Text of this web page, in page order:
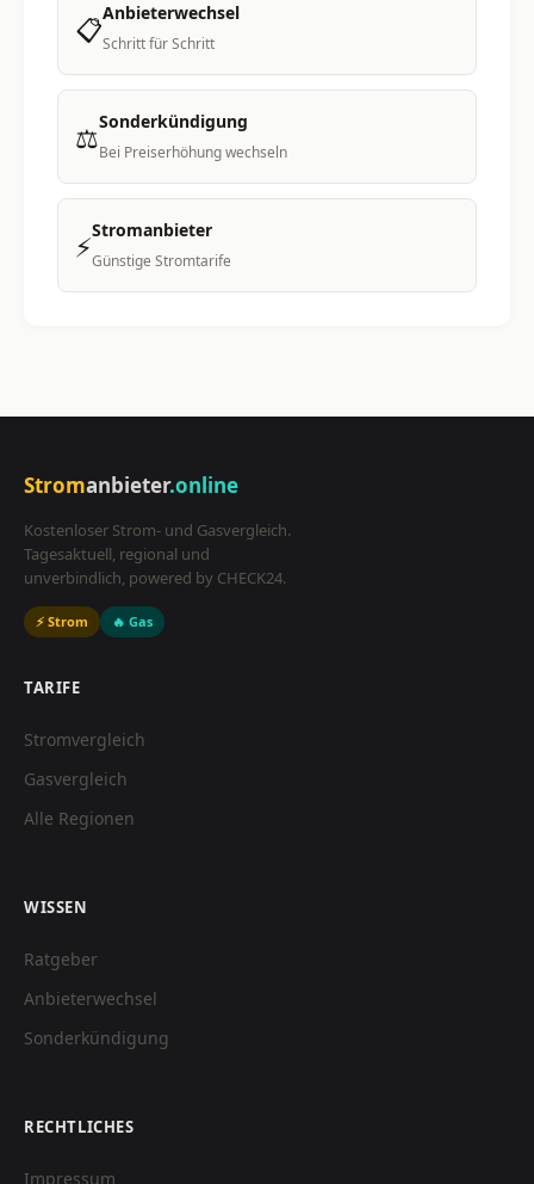
📋Anbieterwechsel
Schritt für Schritt
⚖️Sonderkündigung
Bei Preiserhöhung wechseln
⚡Stromanbieter
Günstige Stromtarife
Stromanbieter.online
Kostenloser Strom- und Gasvergleich.
Tagesaktuell, regional und
unverbindlich, powered by CHECK24.
⚡ Strom 🔥 Gas
TARIFE
Stromvergleich
Gasvergleich
Alle Regionen
WISSEN
Ratgeber
Anbieterwechsel
Sonderkündigung
RECHTLICHES
Impressum